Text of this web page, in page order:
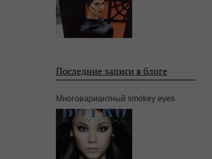
Последние записи в блоге
Многовариантный smokey eyes